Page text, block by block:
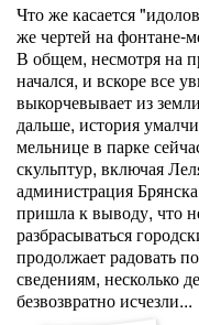
Что же касается
же чертей на фонтане-
В общем, несмотря на
начался, и вскоре все
выкорчевывает из
дальше, история
мельнице в парке
скульптур, включая
администрация
пришла к выводу, что
разбрасываться
продолжает радовать
сведениям, несколько
безвозвратно исчезли...